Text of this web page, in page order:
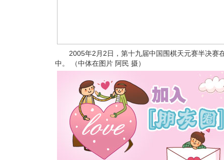
2005年2月2日，第十九届中国围棋天元赛半决赛
中。 （中体在图片 阿民 摄）